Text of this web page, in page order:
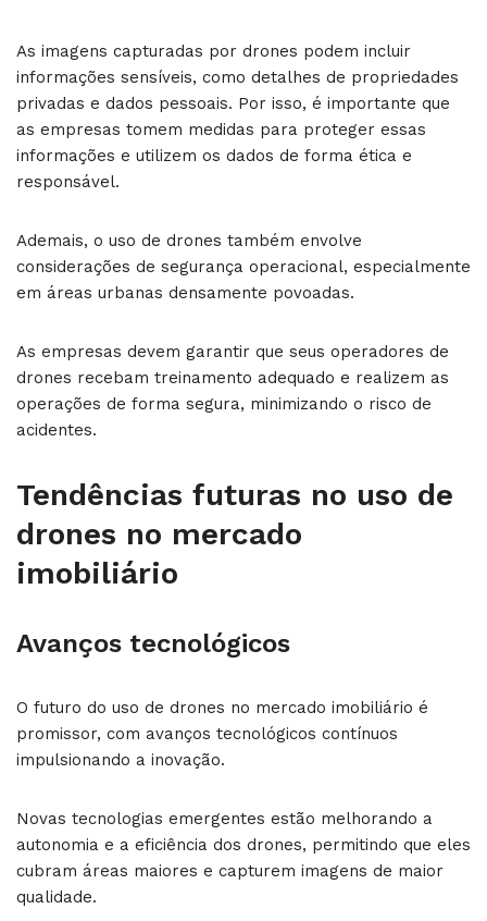
As imagens capturadas por drones podem incluir
informações sensíveis, como detalhes de propriedades
privadas e dados pessoais. Por isso, é importante que
as empresas tomem medidas para proteger essas
informações e utilizem os dados de forma ética e
responsável.
Ademais, o uso de drones também envolve
considerações de segurança operacional, especialmente
em áreas urbanas densamente povoadas.
As empresas devem garantir que seus operadores de
drones recebam treinamento adequado e realizem as
operações de forma segura, minimizando o risco de
acidentes.
Tendências futuras no uso de
drones no mercado
imobiliário
Avanços tecnológicos
O futuro do uso de drones no mercado imobiliário é
promissor, com avanços tecnológicos contínuos
impulsionando a inovação.
Novas tecnologias emergentes estão melhorando a
autonomia e a eficiência dos drones, permitindo que eles
cubram áreas maiores e capturem imagens de maior
qualidade.